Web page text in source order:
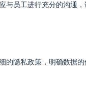
员工进行充分的沟通，
隐私政策，明确数据